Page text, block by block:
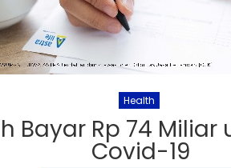
Health
Bayar Rp 74
Covid-19